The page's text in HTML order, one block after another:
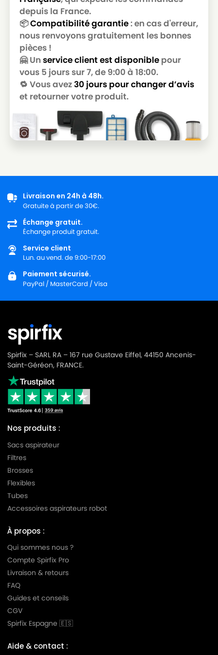
GOLDSTAR
LG-GOLDSTAR T 2950
LG-
GOLDSTAR
LG-GOLDSTAR T 2990
LG-
GOLDSTAR
LG-GOLDSTAR T 3800
LG-
GOLDSTAR
LG-GOLDSTAR T 3900
LG-
GOLDSTAR
LG-GOLDSTAR TB 33
LG-
LG-GOLDSTAR TB 39
LG-
GOLDSTAR
LG-GOLDSTAR TURBO 2700
LG-
GOLDSTAR
LG-GOLDSTAR TURBO 2900
LG-
LG-GOLDSTAR TURBO 3100 B
LG-
GOLDSTAR
LG-
GOLDSTAR
GOLDSTAR
LG-
GOLDSTAR
LG-GOLDSTAR TURBO 3400
LG-
GOLDSTAR
LG-
GOLDSTAR
LG-
GOLDSTAR
LG-
GOLDSTAR
LG-GOLDSTAR TURBO V 3300 TD
LG-
GOLDSTAR
LG-
GOLDSTAR
GOLDSTAR
depuis la France.
📦Compatibilité garantie: en cas d'erreur,
nous renvoyons gratuitement les bonnes
pièces !
🤗 Un service client est disponible pour
vous 5 jours sur 7, de 9:00 à 18:00.
🔁 Vous avez30 jours pour changer d’avis
et retourner votre produit.
Livraison en 24h à 48h.
Gratuite à partir de 30€.
Échange gratuit.
Échange produit gratuit.
Service client
Lun. au vend. de 9:00-17:00
Paiement sécurisé.
PayPal / MasterCard / Visa
Spirfix – SARL RA – 167 rue Gustave Eiffel, 44150 Ancenis-
Saint-Géréon, FRANCE.
Nos produits :
Sacs aspirateur
Filtres
Brosses
Flexibles
Tubes
Accessoires aspirateurs robot
À propos :
Qui sommes nous ?
Compte Spirfix Pro
Livraison & retours
FAQ
Guides et conseils
CGV
Spirfix Espagne 🇪🇸
Aide & contact :